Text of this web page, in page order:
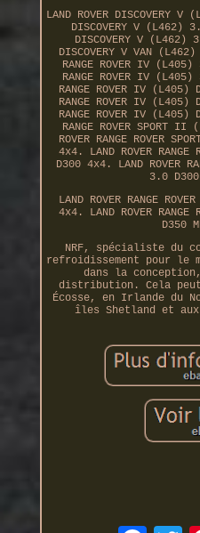
LAND ROVER DISCOVERY
DISCOVERY V (L462)
DISCOVERY V (L462)
DISCOVERY V VAN
RANGE ROVER IV
RANGE ROVER IV
RANGE ROVER IV (L405)
RANGE ROVER IV (L405)
RANGE ROVER IV (L405)
RANGE ROVER SPORT
ROVER RANGE ROVER
4x4. LAND ROVER
D300 4x4. LAND ROVER
3.0
LAND ROVER RANGE
4x4. LAND ROVER
D350
NRF, spécialiste du
refroidissement pour le
dans la
distribution. Cela
Écosse, en Irlande du
îles Shetland et aux